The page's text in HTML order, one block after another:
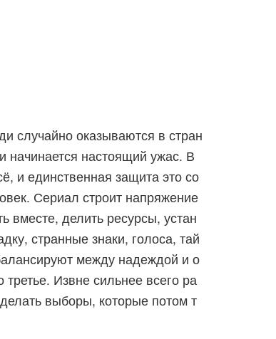
случайно оказываются в стран
начинается настоящий ужас. В
и единственная защита это со
Сериал строит напряжение
вместе, делить ресурсы, устан
странные знаки, голоса, тай
между надеждой и о
Извне сильнее всего ра
выборы, которые потом т